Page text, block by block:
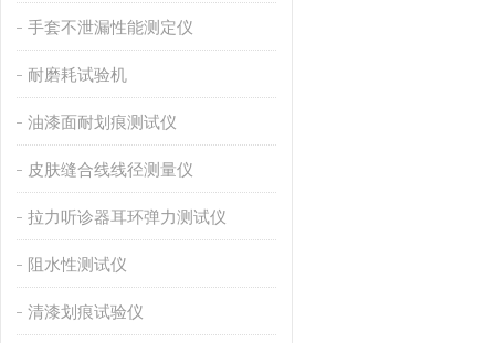
手套不泄漏性能测定仪
耐磨耗试验机
油漆面耐划痕测试仪
皮肤缝合线线径测量仪
拉力听诊器耳环弹力测试仪
阻水性测试仪
清漆划痕试验仪